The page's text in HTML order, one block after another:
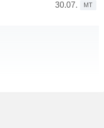
30.07.
MT